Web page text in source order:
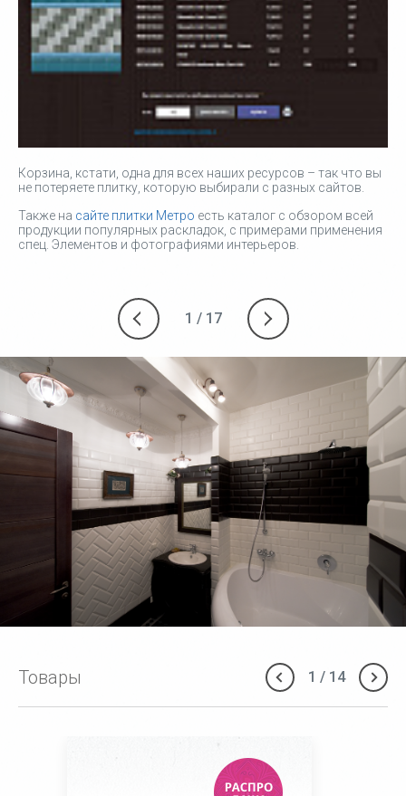
Корзина, кстати, одна для всех наших ресурсов – так что вы
не потеряете плитку, которую выбирали с разных сайтов.
Также на сайте плитки Метро есть каталог с обзором всей
продукции популярных раскладок, с примерами применения
спец. Элементов и фотографиями интерьеров.
1 / 17
Товары 1 / 14